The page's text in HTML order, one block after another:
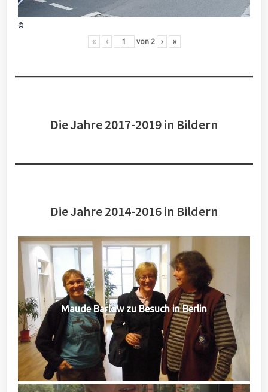
©
« ‹ von 2 › »
Die Jahre 2017-2019 in Bildern
Die Jahre 2014-2016 in Bildern
Maude Barlow zu Besuch in Berlin